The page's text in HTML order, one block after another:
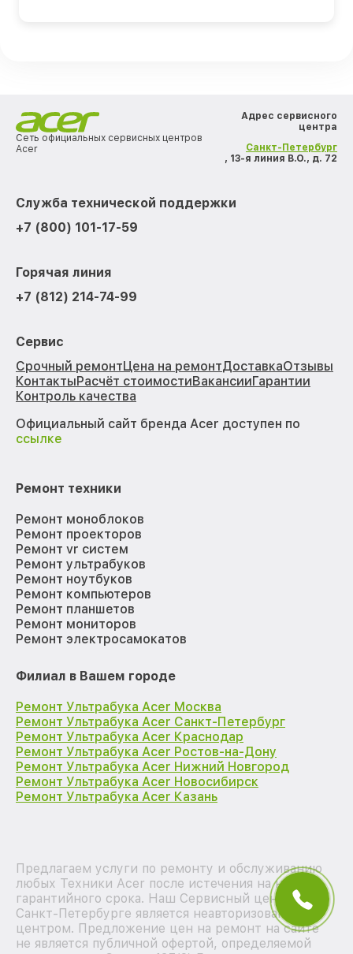
Сеть официальных сервисных центров
Acer
Адрес сервисного
центра
Санкт-Петербург
, 13-я линия В.О., д. 72
Служба технической поддержки
+7 (800) 101-17-59
Горячая линия
+7 (812) 214-74-99
Сервис
Срочный ремонтЦена на ремонтДоставкаОтзывы
КонтактыРасчёт стоимостиВакансииГарантии
Контроль качества
Официальный сайт бренда Acer доступен по
ссылке
Ремонт техники
Ремонт моноблоков
Ремонт проекторов
Ремонт vr систем
Ремонт ультрабуков
Ремонт ноутбуков
Ремонт компьютеров
Ремонт планшетов
Ремонт мониторов
Ремонт электросамокатов
Филиал в Вашем городе
Ремонт Ультрабука Acer Москва
Ремонт Ультрабука Acer Санкт-Петербург
Ремонт Ультрабука Acer Краснодар
Ремонт Ультрабука Acer Ростов-на-Дону
Ремонт Ультрабука Acer Нижний Новгород
Ремонт Ультрабука Acer Новосибирск
Ремонт Ультрабука Acer Казань
Предлагаем услуги по ремонту и обслуживанию
любых Техники Acer после истечения на них
гарантийного срока. Наш Сервисный центр в
Санкт-Петербурге является неавторизованным
центром. Предложение цен на ремонт на сайте
не является публичной офертой, определяемой